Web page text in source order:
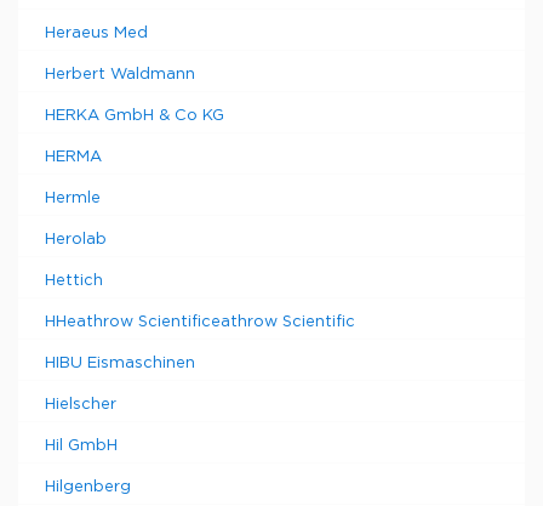
Heraeus Med
Herbert Waldmann
HERKA GmbH & Co KG
HERMA
Hermle
Herolab
Hettich
HHeathrow Scientificeathrow Scientific
HIBU Eismaschinen
Hielscher
Hil GmbH
Hilgenberg